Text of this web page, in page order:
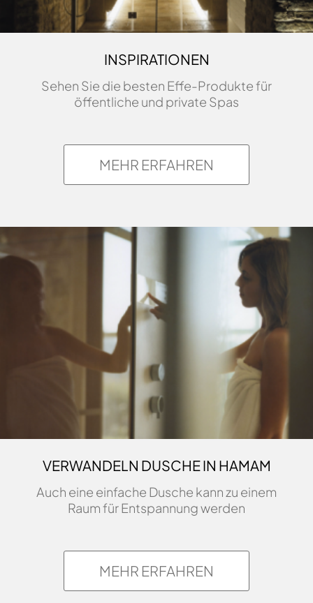
INSPIRATIONEN
Sehen Sie die besten Effe-Produkte für
öffentliche und private Spas
MEHR ERFAHREN
VERWANDELN DUSCHE IN HAMAM
Auch eine einfache Dusche kann zu einem
Raum für Entspannung werden
MEHR ERFAHREN